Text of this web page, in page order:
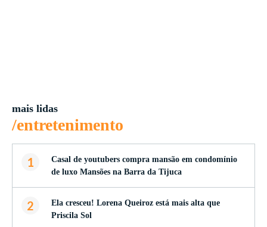
mais lidas
/entretenimento
1
Casal de youtubers compra mansão em condomínio
de luxo Mansões na Barra da Tijuca
2
Ela cresceu! Lorena Queiroz está mais alta que
Priscila Sol